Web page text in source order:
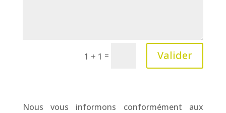
1 + 1 = Valider
Nous vous informons conformément aux